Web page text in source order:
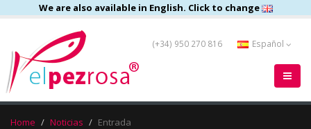
We are also available in English. Click to change
(+34) 950 270 816 Español
Home Noticias Entrada